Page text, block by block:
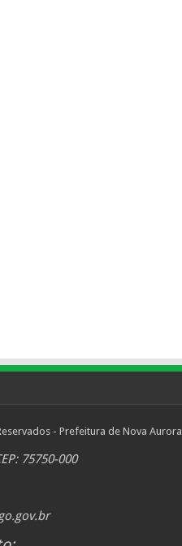
- Prefeitura de Nova Aurora
75750-000